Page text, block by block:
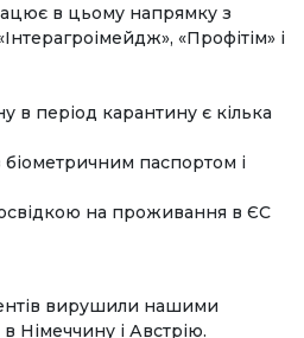
в цьому напрямку з
«Профітім» і
в період карантину є кілька
паспортом і
на проживання в ЄС
вирушили нашими
Німеччину і Австрію.